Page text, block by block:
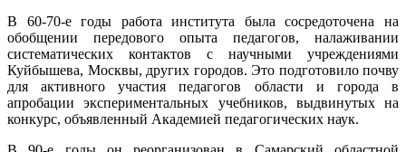
В 60-70-е годы работа института была сосредоточена на
обобщении передового опыта педагогов, налаживании
систематических контактов с научными учреждениями
Куйбышева, Москвы, других городов. Это подготовило почву
для активного участия педагогов области и города в
апробации экспериментальных учебников, выдвинутых на
конкурс, объявленный Академией педагогических наук.